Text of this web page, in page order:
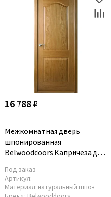
16 788 ₽
Межкомнатная дверь
шпонированная
Belwooddoors Капричеза дуб
Под заказ
Артикул:
Материал: натуральный шпон